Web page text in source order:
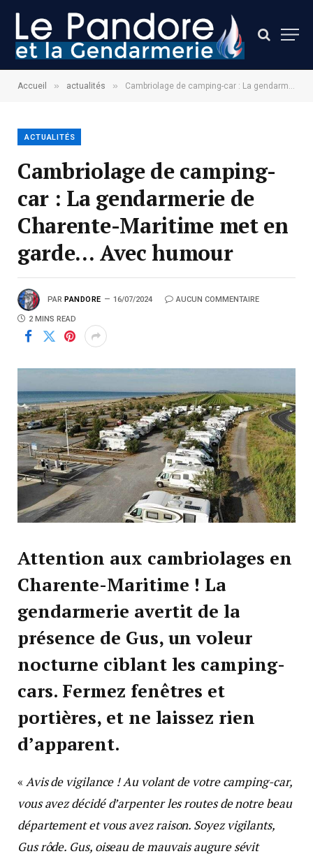
Accueil » actualités » Cambriolage de camping-car : La gendarmerie de Charente-Maritime met en garde… Avec humour
ACTUALITÉS
Cambriolage de camping-
car : La gendarmerie de
Charente-Maritime met en
garde… Avec humour
PAR PANDORE 16/07/2024 AUCUN COMMENTAIRE
2 MINS READ
Attention aux cambriolages en
Charente-Maritime ! La
gendarmerie avertit de la
présence de Gus, un voleur
nocturne ciblant les camping-
cars. Fermez fenêtres et
portières, et ne laissez rien
d’apparent.
« Avis de vigilance ! Au volant de votre camping-car,
vous avez décidé d’arpenter les routes de notre beau
département et vous avez raison. Soyez vigilants,
Gus rôde. Gus, oiseau de mauvais augure sévit